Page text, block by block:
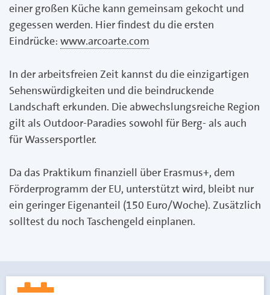
einer großen Küche kann gemeinsam gekocht und
gegessen werden. Hier findest du die ersten
Eindrücke: www.arcoarte.com
In der arbeitsfreien Zeit kannst du die einzigartigen
Sehenswürdigkeiten und die beindruckende
Landschaft erkunden. Die abwechslungsreiche Region
gilt als Outdoor-Paradies sowohl für Berg- als auch
für Wassersportler.
Da das Praktikum finanziell über Erasmus+, dem
Förderprogramm der EU, unterstützt wird, bleibt nur
ein geringer Eigenanteil (150 Euro/Woche). Zusätzlich
solltest du noch Taschengeld einplanen.